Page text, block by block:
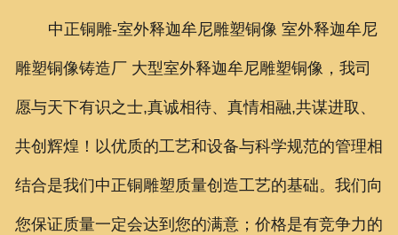
中正铜雕-室外释迦牟尼雕塑铜像 室外释迦牟尼
雕塑铜像铸造厂 大型室外释迦牟尼雕塑铜像 ，我司
愿与天下有识之士,真诚相待、真情相融,共谋进取、
共创辉煌！以优质的工艺和设备与科学规范的管理相
结合是我们中正铜雕塑质量创造工艺的基础。我们向
您保证质量一定会达到您的满意；价格是有竞争力的